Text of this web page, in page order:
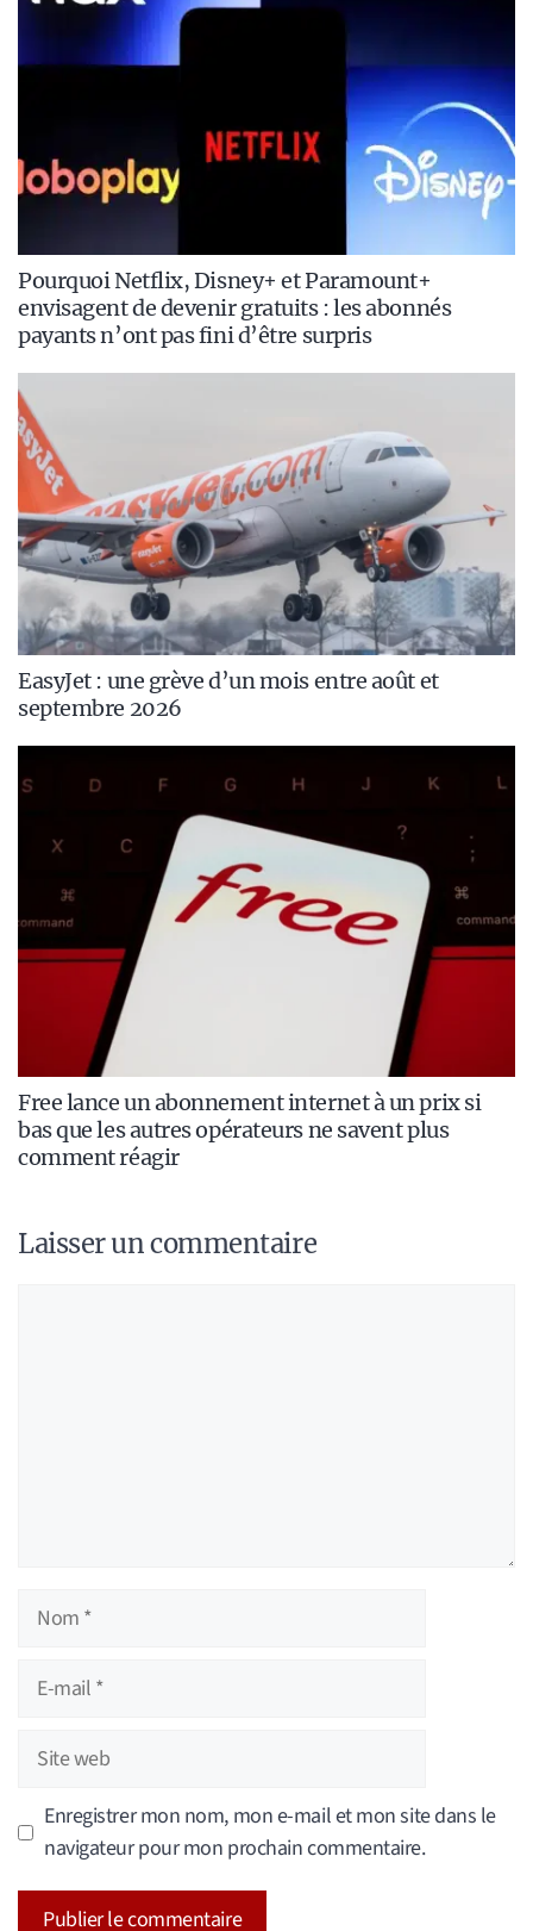
Pourquoi Netflix, Disney+ et Paramount+
envisagent de devenir gratuits : les abonnés
payants n’ont pas fini d’être surpris
EasyJet : une grève d’un mois entre août et
septembre 2026
Free lance un abonnement internet à un prix si
bas que les autres opérateurs ne savent plus
comment réagir
Laisser un commentaire
Nom
Site
web
Enregistrer mon nom, mon e-mail et mon site dans le
navigateur pour mon prochain commentaire.